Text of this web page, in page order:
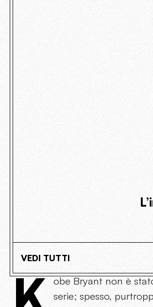
VEDI TUTTI
K obe Bryant non è
serie; spesso,